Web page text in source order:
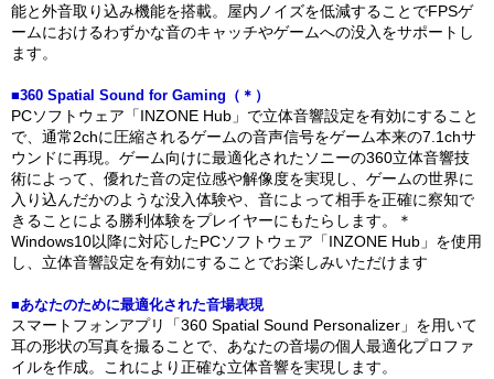
能と外音取り込み機能を搭載。屋内ノイズを低減することでFPSゲ
ームにおけるわずかな音のキャッチやゲームへの没入をサポートし
ます。
■360 Spatial Sound for Gaming（＊）
PCソフトウェア「INZONE Hub」で立体音響設定を有効にすること
で、通常2chに圧縮されるゲームの音声信号をゲーム本来の7.1chサ
ウンドに再現。ゲーム向けに最適化されたソニーの360立体音響技
術によって、優れた音の定位感や解像度を実現し、ゲームの世界に
入り込んだかのような没入体験や、音によって相手を正確に察知で
きることによる勝利体験をプレイヤーにもたらします。＊
Windows10以降に対応したPCソフトウェア「INZONE Hub」を使用
し、立体音響設定を有効にすることでお楽しみいただけます
■あなたのために最適化された音場表現
スマートフォンアプリ「360 Spatial Sound Personalizer」を用いて
耳の形状の写真を撮ることで、あなたの音場の個人最適化プロファ
イルを作成。これにより正確な立体音響を実現します。